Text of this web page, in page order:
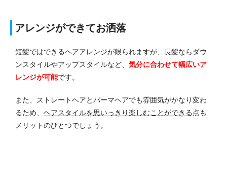
アレンジができてお洒落
短髪ではできるヘアアレンジが限られますが、長髪ならダウ
ンスタイルやアップスタイルなど、 気分に合わせて幅広いア
レンジが可能です。
また、ストレートヘアとパーマヘアでも雰囲気がかなり変わ
るため、 ヘアスタイルを思いっきり楽しむことができる 点も
メリットのひとつでしょう。